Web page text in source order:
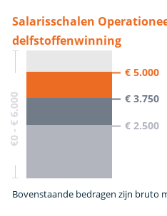
Salarisschalen
delfstoffenwinning
€0 - € 6.000
€ 5.000
€ 3.750
€ 2.500
Bovenstaande bedragen zijn bruto